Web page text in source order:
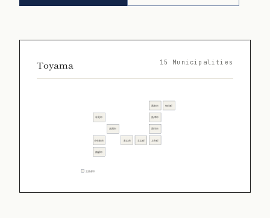
Toyama 15 Municipalities
黒部市
氷見市 魚津市
滑川市
高岡市
上市町
富山市
小矢部市
南砺市
朝日町
立山町
主要都市